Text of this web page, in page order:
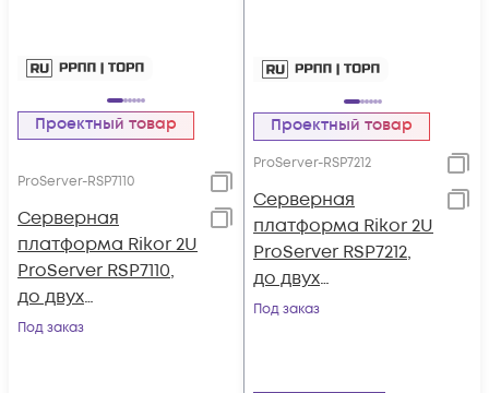
Проектный товар
ProServer-RSP7110
Серверная
платформа Rikor 2U
ProServer RSP7110,
до двух
процессоров Intel
Под заказ
Проектный товар
ProServer-RSP7212
Серверная
платформа Rikor 2U
ProServer RSP7212,
до двух
процессоров Intel
Под заказ